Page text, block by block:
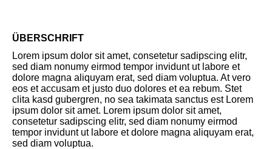
ÜBERSCHRIFT
Lorem ipsum dolor sit amet, consetetur sadipscing elitr,
sed diam nonumy eirmod tempor invidunt ut labore et
dolore magna aliquyam erat, sed diam voluptua. At vero
eos et accusam et justo duo dolores et ea rebum. Stet
clita kasd gubergren, no sea takimata sanctus est Lorem
ipsum dolor sit amet. Lorem ipsum dolor sit amet,
consetetur sadipscing elitr, sed diam nonumy eirmod
tempor invidunt ut labore et dolore magna aliquyam erat,
sed diam voluptua.